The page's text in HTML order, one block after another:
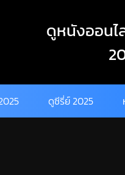
ดูหนังออนไ
ดูซีรี่ย์ 2025